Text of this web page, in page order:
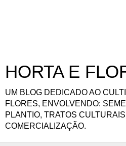
HORTA E
UM BLOG DEDICADO AO
FLORES, ENVOLVENDO:
PLANTIO, TRATOS
COMERCIALIZAÇÃO.